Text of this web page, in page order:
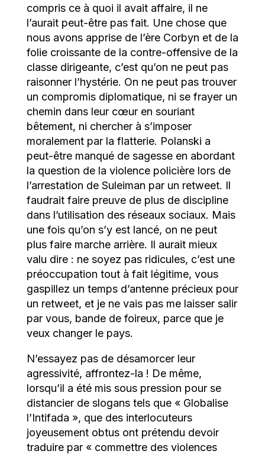
compris ce à quoi il avait affaire, il ne
l’aurait peut-être pas fait. Une chose que
nous avons apprise de l’ère Corbyn et de la
folie croissante de la contre-offensive de la
classe dirigeante, c’est qu’on ne peut pas
raisonner l’hystérie. On ne peut pas trouver
un compromis diplomatique, ni se frayer un
chemin dans leur cœur en souriant
bêtement, ni chercher à s’imposer
moralement par la flatterie. Polanski a
peut-être manqué de sagesse en abordant
la question de la violence policière lors de
l’arrestation de Suleiman par un retweet. Il
faudrait faire preuve de plus de discipline
dans l’utilisation des réseaux sociaux. Mais
une fois qu’on s’y est lancé, on ne peut
plus faire marche arrière. Il aurait mieux
valu dire : ne soyez pas ridicules, c’est une
préoccupation tout à fait légitime, vous
gaspillez un temps d’antenne précieux pour
un retweet, et je ne vais pas me laisser salir
par vous, bande de foireux, parce que je
veux changer le pays.
N’essayez pas de désamorcer leur
agressivité, affrontez-la ! De même,
lorsqu’il a été mis sous pression pour se
distancier de slogans tels que « Globalise
l’Intifada », que des interlocuteurs
joyeusement obtus ont prétendu devoir
traduire par « commettre des violences